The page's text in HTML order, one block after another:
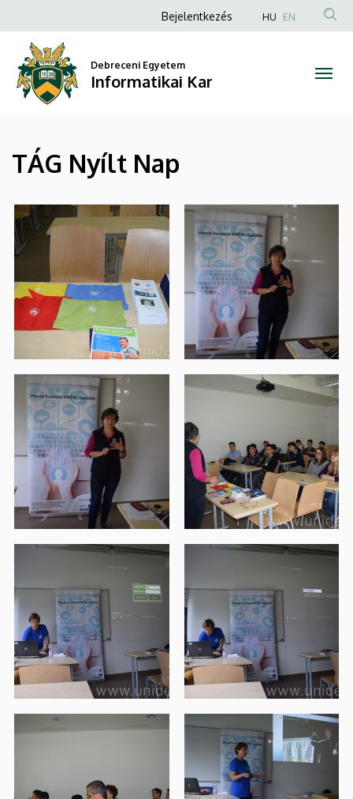
Informatikai
Kar
a
tartalomra
Anonim
fiók
menüje
Bejelentkezés HU EN
Debreceni Egyetem
Informatikai Kar
TÁG Nyílt Nap